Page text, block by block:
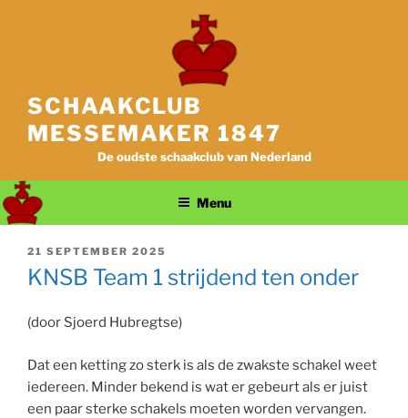
SCHAAKCLUB
MESSEMAKER 1847
De oudste schaakclub van Nederland
Menu
GEPLAATST
OP
21 SEPTEMBER 2025
KNSB Team 1 strijdend ten onder
(door Sjoerd Hubregtse)
Dat een ketting zo sterk is als de zwakste schakel weet
iedereen. Minder bekend is wat er gebeurt als er juist
een paar sterke schakels moeten worden vervangen.